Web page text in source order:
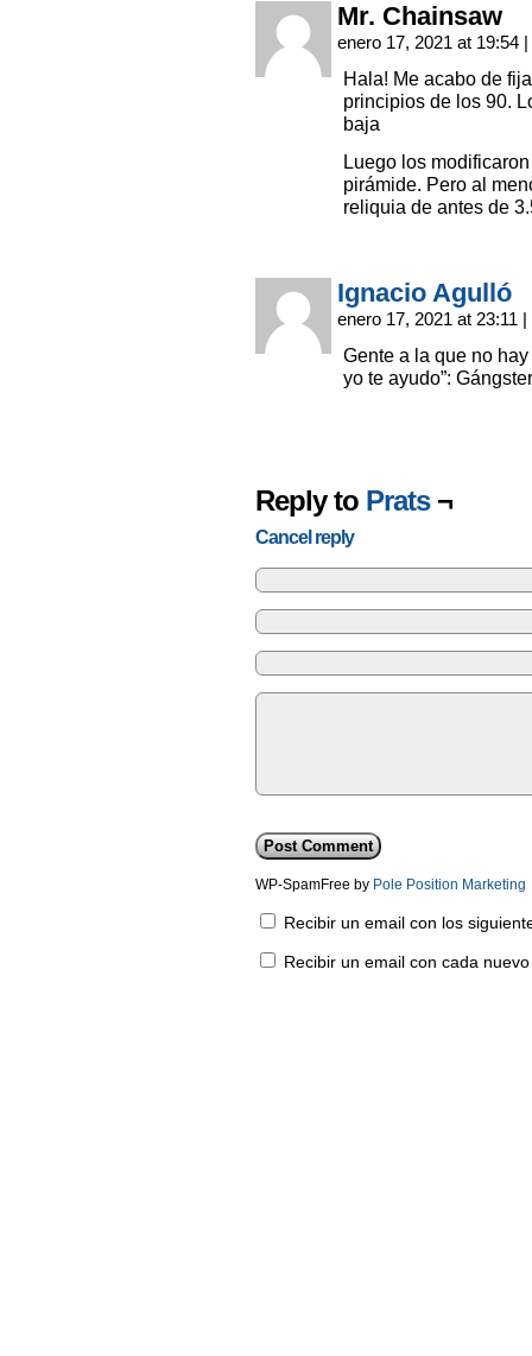
Mr. Chainsaw
enero 17, 2021 at 19:54 |
Hala! Me acabo de
principios de los 90.
baja
Luego los
pirámide. Pero al
reliquia de antes de
Ignacio Agulló
enero 17, 2021 at 23:11 |
Gente a la que no
yo te ayudo”:
Reply to Prats¬
Cancel reply
WP-SpamFree by Pole Position Marketing
Recibir un email con los
Recibir un email con cada